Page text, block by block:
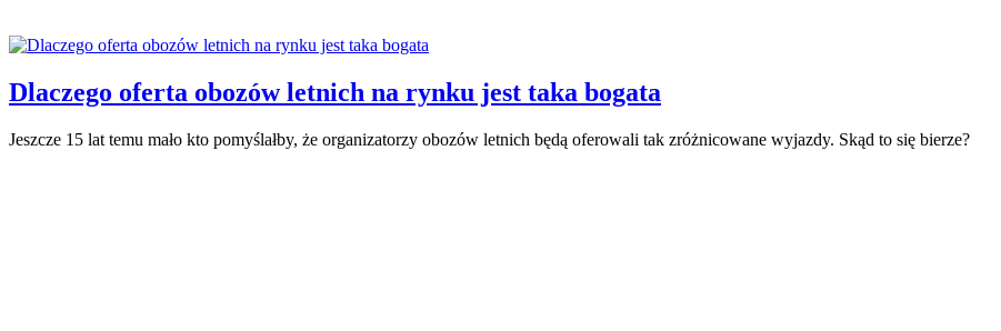
Dlaczego oferta obozów letnich na rynku jest taka bogata
Jeszcze 15 lat temu mało kto pomyślałby, że organizatorzy obozów letnich będą oferowali tak zróżnicowane wyjazdy. Skąd to się bierze?